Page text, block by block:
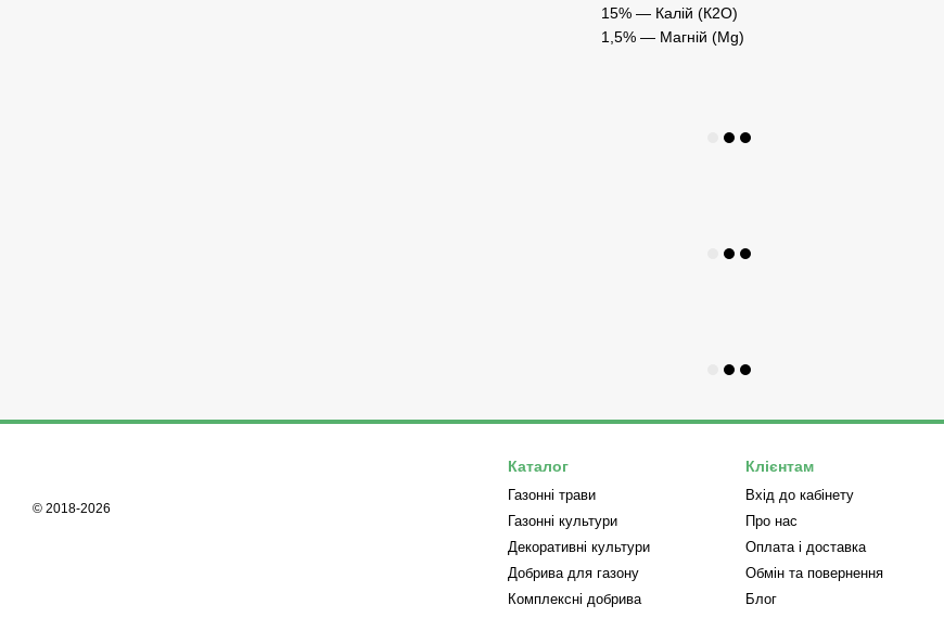
15% — Калій (К2О)
1,5% — Магній (Mg)
© 2018-2026
Каталог
Газонні трави
Газонні культури
Декоративні культури
Добрива для газону
Комплексні добрива
Клієнтам
Вхід до кабінету
Про нас
Оплата і доставка
Обмін та повернення
Блог